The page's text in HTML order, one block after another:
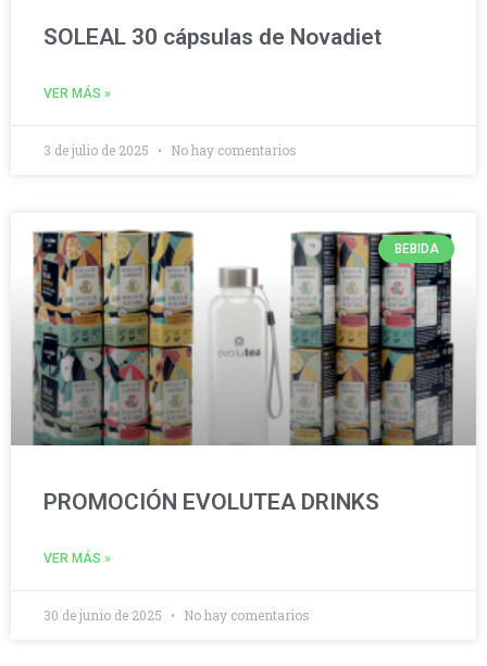
SOLEAL 30 cápsulas de Novadiet
VER MÁS »
3 de julio de 2025 No hay comentarios
BEBIDA
PROMOCIÓN EVOLUTEA DRINKS
VER MÁS »
30 de junio de 2025 No hay comentarios